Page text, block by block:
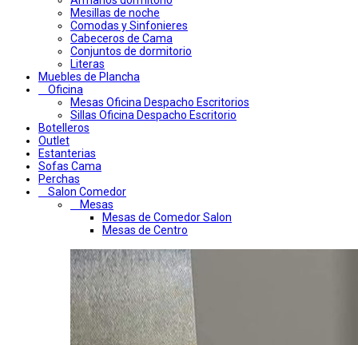
Mesillas de noche
Comodas y Sinfonieres
Cabeceros de Cama
Conjuntos de dormitorio
Literas
Muebles de Plancha
Oficina
Mesas Oficina Despacho Escritorios
Sillas Oficina Despacho Escritorio
Botelleros
Outlet
Estanterias
Sofas Cama
Perchas
Salon Comedor
Mesas
Mesas de Comedor Salon
Mesas de Centro